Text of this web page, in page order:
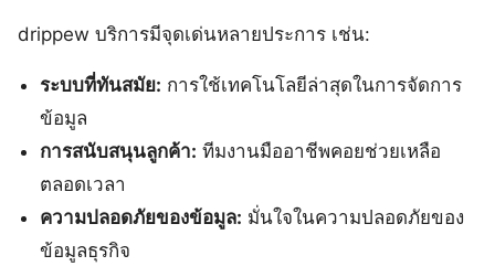
drippew บริการมีจุดเด่นหลายประการ เช่น:
ระบบที่ทันสมัย: การใช้เทคโนโลยีล่าสุดในการจัดการ
ข้อมูล
การสนับสนุนลูกค้า: ทีมงานมืออาชีพคอยช่วยเหลือ
ตลอดเวลา
ความปลอดภัยของข้อมูล: มั่นใจในความปลอดภัยของ
ข้อมูลธุรกิจ